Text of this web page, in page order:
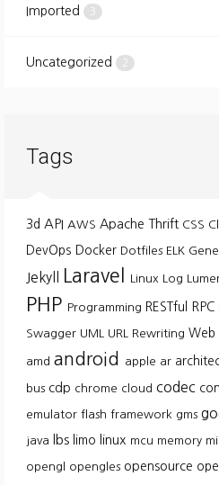
Imported 3
Uncategorized 2
Tags
3d API AWS Apache Thrift CSS
DevOps Docker Dotfiles ELK
Jekyll Laravel Linux Log
PHP Programming RESTful RPC
Swagger UML URL Rewriting Web
amd android apple ar
bus cdp chrome cloud codec
emulator flash framework gms
java lbs limo linux mcu memory
opengl opengles opensource